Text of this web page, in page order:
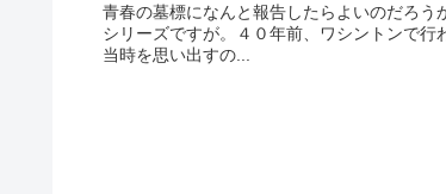
青春の墓標になんと報告したらよいのだろ
シリーズですが。４０年前、ワシントンで
当時を思い出すの...